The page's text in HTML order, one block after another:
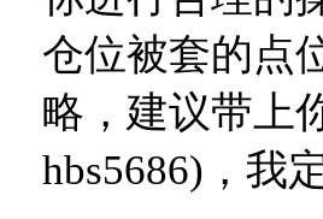
仓位被套的点
略，建议带上
hbs5686)，我